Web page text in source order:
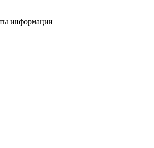
информации